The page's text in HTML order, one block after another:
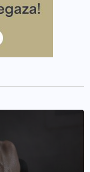
praktyczny